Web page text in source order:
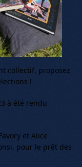
collectif, proposez
!
à été rendu
et Alice
pour le prêt des